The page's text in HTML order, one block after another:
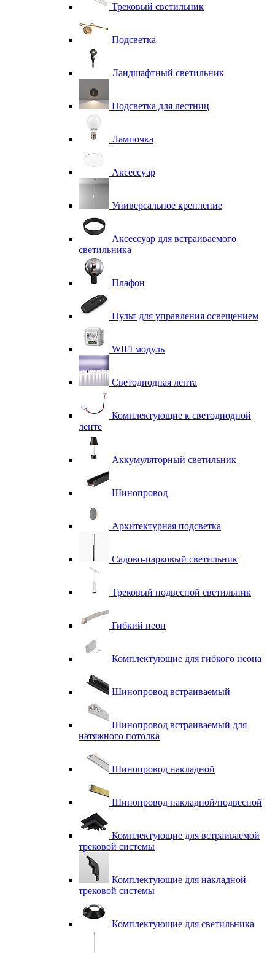
Трековый светильник
Подсветка
Ландшафтный светильник
Подсветка для лестниц
Лампочка
Аксессуар
Универсальное крепление
Аксессуар для встраиваемого
светильника
Плафон
Пульт для управления освещением
WIFI модуль
Светодиодная лента
Комплектующие к светодиодной
ленте
Аккумуляторный светильник
Шинопровод
Архитектурная подсветка
Садово-парковый светильник
Трековый подвесной светильник
Гибкий неон
Комплектующие для гибкого неона
Шинопровод встраиваемый
Шинопровод встраиваемый для
натяжного потолка
Шинопровод накладной
Шинопровод накладной/подвесной
Комплектующие для встраиваемой
трековой системы
Комплектующие для накладной
трековой системы
Комплектующие для светильника